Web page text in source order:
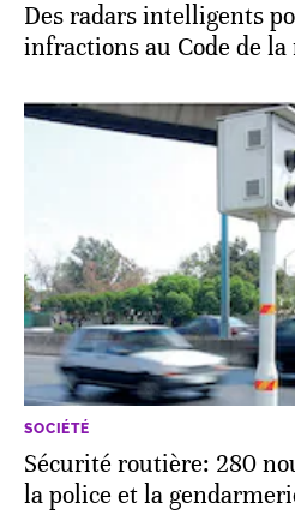
Des radars intelligents
infractions au Code de la
SOCIÉTÉ
Sécurité routière: 280
la police et la